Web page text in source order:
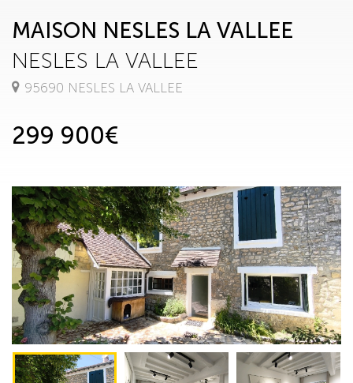
MAISON NESLES LA VALLEE
NESLES LA VALLEE
95690 NESLES LA VALLEE
299 900€